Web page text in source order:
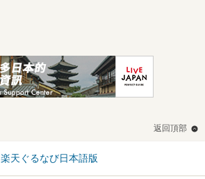
返回頂部
楽天ぐるなび日本語版